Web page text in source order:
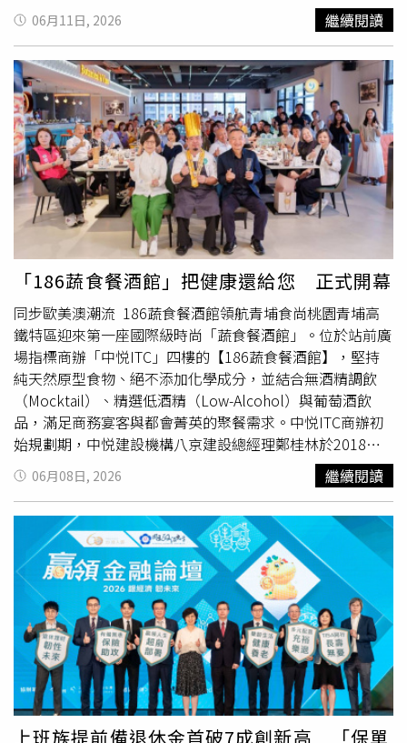
案，包含交通、水電、環保、醫療等民生基礎設施，另有文
化、數位、產業、品牌形塑等離島特色發展所需資源。卓榮
泰請各部會協助各離島縣政府，優先編列補助離島地區之預
算，並積極向立法院爭取。另請行政院主計總處優予核列對
離島地區的補助，並籌編預算逐年挹注離島建設基金，以強
化離島地區發展與建設。卓榮泰並於會中提醒，7月正式進
入颱風季，交通部中央氣象署持續運用先進科技進行精準預
報，並於第一時間提供各方各項氣象預報數據及情資，請各
離島縣政府提高警覺，密切掌握天氣變化及各項防災資訊，
妥善因應颱風可能帶來的影響。卓榮泰進一步表示，如因颱
風豪雨造成災損，中央將儘速協助地方辦理災民救助、災後
復建，以及提供農漁民各項協助，並請內政部、經濟部及農
業部預先做好各項應變整備工作，共同協助地方順利度過颱
風期間，讓民眾安居樂業。
地段，推出引領當代居住變革的里程碑之作——「時華」。
罕有的1538坪、四面臨路全街廓開發珍釀土地，大陸建設
再度攜手全球寶格麗酒店（Bulgari Hotels）御用設計團隊
ACPV全案操刀，揉合純粹義式精工美學，將義大利著名的
生活哲學「Dolce far niente」（無所事事的甜美）注入建
築靈魂，在分秒必爭的科技重鎮，為菁英階層預留一席將時
光留給自己的隱奢寓邸。義式美學竹北瑰麗實踐 極簡設計
永不褪色的優雅有別於傳統豪宅一味追求奢華符號的堆疊，
「時華」將焦點回歸到「人」的五感體驗。ACPV團隊將頂
級度假飯店的精髓與自然綠意深度織入建築，試圖在理性秩
序與感性生活之間，尋找最完美的平衡點。當義式生活熱情
與竹北的科技理性相遇，碰撞出了截然不同的當代建築表
情。建築外觀化繁為簡，褪去繁複語彙，秉持「始於設計，
終於生活」的理念，以一襲幾何山形架構，在結構與比例上
呈現出克制且內斂的東方精神。隨著樓層高度產生幾何變
化，更於3樓公設層留設大面積空中庭院，賦予自然綠意在
建築落腳的空間，使理性秩序與溫潤的有機質感產生對話。
留白生活的實踐 用極致放鬆療癒高效靈魂最珍貴的居住價
值，體現在空間能否契合需求，在每日高效運轉的日常背
後，替忙碌的居住者卸下消耗，並保持從容。這也劃分出高
端居所的不同見地——價值不停留於被看見的財富符號，而
轉向能安頓身心的留白，在比例、光線與自然之中，建立一
種歷久彌新的自在。由寶格麗酒店御用建築團隊ACPV操
刀，「時華」將國際五星酒店的設計經驗，轉化為日常生活
裡可感受的溫柔照護。大面窗景、自然光、木質長桌與柔和
燈光，共同構成一座高空城市客廳，讓高壓工作的竹科菁
英，在回家之後重新找回從容、安定與精緻生活的節奏。
（圖片提供／大陸建設）ACPV以超越時間的優雅，詮釋深
入內裡的奢華。「時華」鑒於新竹科技人高生育率的家庭型
態，大手筆擘劃3樓一整層公設場域，用來實踐對Dolce far
niente的熱情理想。在展現義式奢華的同時，也詮釋對家庭
生活的深度理解和共情。3樓全幅公設場域，以寬闊綠意空
中庭院為中心，環佈不同情境休憩設施，如運動瑜伽室、游
泳池、KTV、全日餐廳、戶外兒童遊戲區等空間，提供動靜
06月11日, 2026 繼續閱讀
「186蔬食餐酒館」把健康還給您 正式開幕
同步歐美澳潮流 186蔬食餐酒館領航青埔食尚桃園青埔高
鐵特區迎來第一座國際級時尚「蔬食餐酒館」。位於站前廣
場指標商辦「中悦ITC」四樓的【186蔬食餐酒館】，堅持
純天然原型食物、絕不添加化學成分，並結合無酒精調飲
（Mocktail）、精選低酒精（Low-Alcohol）與葡萄酒飲
品，滿足商務宴客與都會菁英的聚餐需求。中悦ITC商辦初
始規劃期，中悦建設機構八京建設總經理鄭桂林於2018年
海外考察如何落實ESG時，意外發現歐美澳地區的頂級商辦
已開始導入原食物無化學添加的純素（Vegan）與五辛素/蛋
天然飲食，並鼓勵葷食者輕鬆品味、降低轉變門檻。蔬食能
友善提升動物福祉，更因減少畜牧業的土地資源浪費、溫室
氣體排放與加工碳排，成為最快速為地球減碳的簡單方式，
深受新世代樂活時尚人士的推崇。衛福部金帽獎主廚游輝智
(中)、暨八京建築團隊舉杯慶祝。（圖片提供／中悦ITC）
中悦ITC房東高標準 助攻青年創業理念升等因此，中悦ITC
自規劃之初即定位為ESG頂級商辦，導入「吃蔬食減碳」、
讓葷食者也愛吃的蔬食餐酒館為核心宗旨。中悦ITC落成
後，鄭桂林總經理深感落實純天然原形食物、零化學添加的
嚴苛要求，實屬不易；遂決定以房東立場，招商熱衷廚藝的
06月08日, 2026 繼續閱讀
上班族提前備退休金首破7成創新高 「保單